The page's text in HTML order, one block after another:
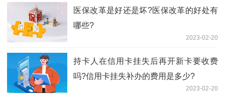
​医保改革是好还是坏?医保改革的好处有
哪些?
2023-02-20
持卡人在信用卡挂失后再开新卡要收费
吗?信用卡挂失补办的费用是多少?
2023-02-20